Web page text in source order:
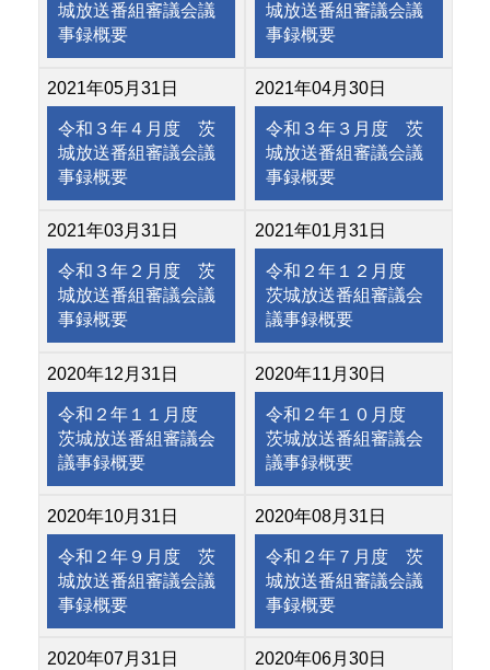
城放送番組審議会議
事録概要
城放送番組審議会議
事録概要
2021年05月31日
令和３年４月度 茨
城放送番組審議会議
事録概要
2021年04月30日
令和３年３月度 茨
城放送番組審議会議
事録概要
2021年03月31日
令和３年２月度 茨
城放送番組審議会議
事録概要
2021年01月31日
令和２年１２月度
茨城放送番組審議会
議事録概要
2020年12月31日
令和２年１１月度
茨城放送番組審議会
議事録概要
2020年11月30日
令和２年１０月度
茨城放送番組審議会
議事録概要
2020年10月31日
令和２年９月度 茨
城放送番組審議会議
事録概要
2020年08月31日
令和２年７月度 茨
城放送番組審議会議
事録概要
2020年07月31日 2020年06月30日